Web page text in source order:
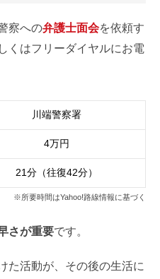
察への弁護士面会を依頼す
くはフリーダイヤルにお電
川端警察署
4万円
21分（往復42分）
※所要時間はYahoo!路線情報に基づく
さが重要です。
た活動が、その後の生活に